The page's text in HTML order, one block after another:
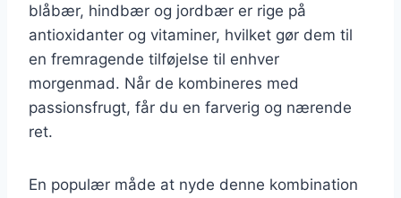
blåbær, hindbær og jordbær er rige på
antioxidanter og vitaminer, hvilket gør dem til
en fremragende tilføjelse til enhver
morgenmad. Når de kombineres med
passionsfrugt, får du en farverig og nærende
ret.
En populær måde at nyde denne kombination